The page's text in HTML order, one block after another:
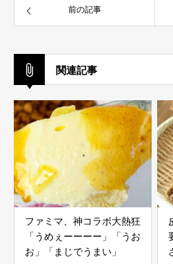
前の記事
関連記事
ファミマ、神コラボ大熱狂
「うめぇーーーー」「うお
お」「まじでうまい」